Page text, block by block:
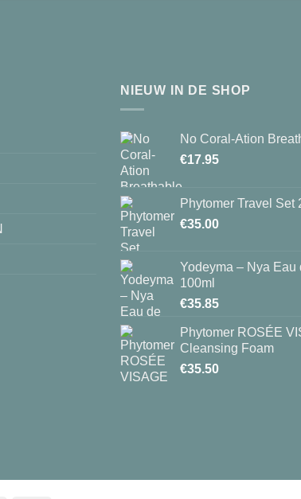
NIEUW IN DE SHOP
No Coral-Ation
€17.95
Phytomer Travel Set
€35.00
Yodeyma – Nya Eau
100ml
€35.85
Phytomer ROSÉE
Cleansing Foam
€35.50